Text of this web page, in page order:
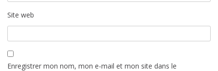
Site web
Enregistrer mon nom, mon e-mail et mon site dans le